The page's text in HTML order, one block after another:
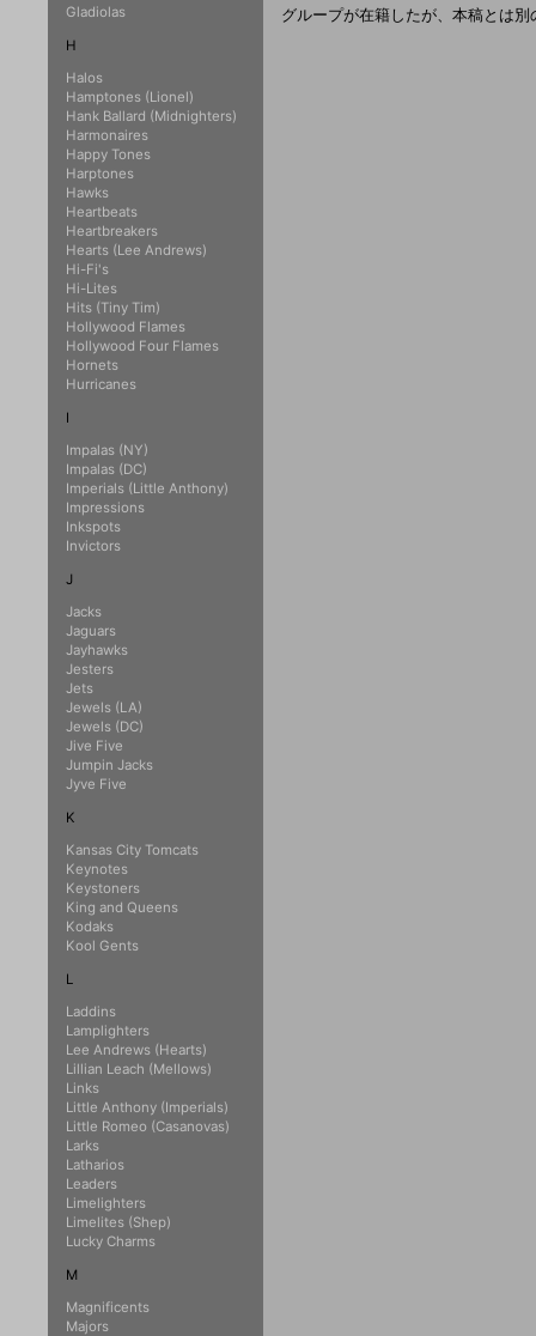
グループが在籍したが、本稿とは
Gladiolas
H
Halos
Hamptones (Lionel)
Hank Ballard (Midnighters)
Harmonaires
Happy Tones
Harptones
Hawks
Heartbeats
Heartbreakers
Hearts (Lee Andrews)
Hi-Fi's
Hi-Lites
Hits (Tiny Tim)
Hollywood Flames
Hollywood Four Flames
Hornets
Hurricanes
I
Impalas (NY)
Impalas (DC)
Imperials (Little Anthony)
Impressions
Inkspots
Invictors
J
Jacks
Jaguars
Jayhawks
Jesters
Jets
Jewels (LA)
Jewels (DC)
Jive Five
Jumpin Jacks
Jyve Five
K
Kansas City Tomcats
Keynotes
Keystoners
King and Queens
Kodaks
Kool Gents
L
Laddins
Lamplighters
Lee Andrews (Hearts)
Lillian Leach (Mellows)
Links
Little Anthony (Imperials)
Little Romeo (Casanovas)
Larks
Latharios
Leaders
Limelighters
Limelites (Shep)
Lucky Charms
M
Magnificents
Majors